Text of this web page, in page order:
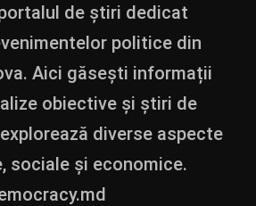
de știri dedicat
politice din
Aici găsești informații
obiective și știri de
diverse aspecte
sociale și economice.